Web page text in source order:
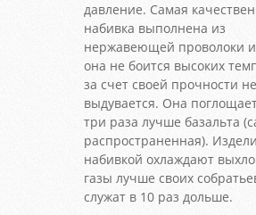
давление. Самая
набивка выполнена из
нержавеющей проволоки и
она не боится высоких
за счет своей прочности не
выдувается. Она
три раза лучше базальта
распространенная).
набивкой охлаждают
газы лучше своих
служат в 10 раз дольше.